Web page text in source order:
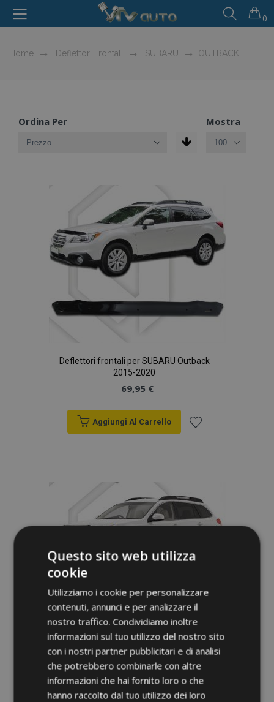
0
Home Deflettori Frontali SUBARU OUTBACK
Ordina Per Mostra
Deflettori frontali per SUBARU Outback
2015-2020
69,95 €
Aggiungi Al Carrello
lista
desideri
Deflettori frontali per SUBARU Outback
Kombi 2009–2014
69,95 €
Questo sito web utilizza
cookie
Utilizziamo i cookie per personalizzare
contenuti, annunci e per analizzare il
nostro traffico. Condividiamo inoltre
informazioni sul tuo utilizzo del nostro sito
con i nostri partner pubblicitari e di analisi
che potrebbero combinarle con altre
informazioni che hai fornito loro o che
hanno raccolto dal tuo utilizzo dei loro